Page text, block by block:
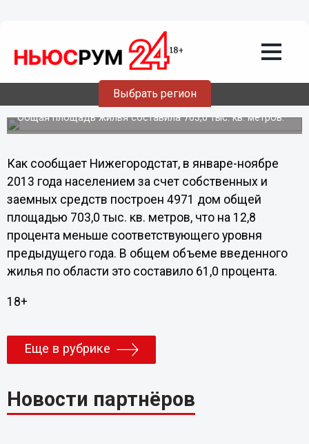
Выбрать регион
Около пяти тысяч домов построили
нижегородцы с начала года за счет
собственных или заемных средств
Общая площадь жилья составила 703,0 тыс. кв. метров.
Как сообщает Нижегородстат, в январе-ноябре
2013 года населением за счет собственных и
заемных средств построен 4971 дом общей
площадью 703,0 тыс. кв. метров, что на 12,8
процента меньше соответствующего уровня
предыдущего года. В общем объеме введенного
жилья по области это составило 61,0 процента.
18+
Еще в рубрике
Новости партнёров